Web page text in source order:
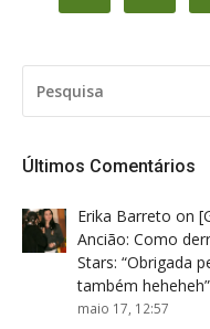
POR:
Últimos Comentários
Erika Barreto on
Ancião: Como
Stars: “Obrigada
também heheheh”
maio 17, 12:57